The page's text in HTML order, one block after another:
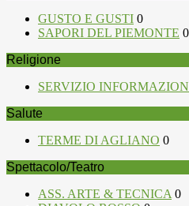
GUSTO E GUSTI 0
SAPORI DEL PIEMONTE 0
Religione
SERVIZIO
Salute
TERME DI AGLIANO 0
Spettacolo/Teatro
ASS. ARTE & TECNICA 0